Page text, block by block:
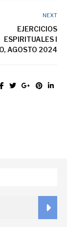
NEXT
EJERCICIOS
ESPIRITUALES I
AGOSTO 2024